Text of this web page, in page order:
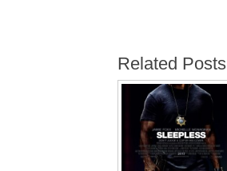
Related Posts